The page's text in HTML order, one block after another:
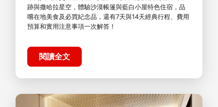
跡與撒哈拉星空，體驗沙漠帳篷與藍白小屋特色住宿，品
嚐在地美食及必買紀念品，還有7天與14天經典行程、費用
預算和實用注意事項一次解答！
閱讀全文